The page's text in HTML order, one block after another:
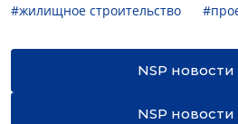
#жилищное строительство
NSP новости
NSP новости